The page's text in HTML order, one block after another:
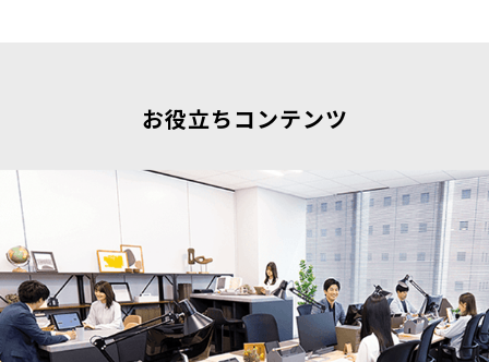
グラントウキョウノースタワー
東京駅八重洲口を出て北に歩いてすぐ、東京駅に寄り添うよ
うに建つ地下4階、地上43階建ての超高層オフィスビルで
す。地下1階から地上13階までには大丸東京店が入り、17階
以上はオフィスフロアとなっています。東京駅を挟んだ南側
には地下4階、地上42階建てのグラントウキョウサウスタワ
ーがあり、ツインタワーとして八重洲のランドマークの一つ
となっています。
お役立ちコンテンツ